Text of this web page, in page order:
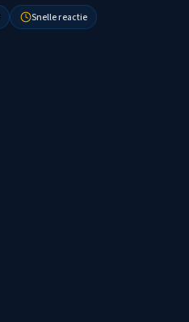
Snelle reactie